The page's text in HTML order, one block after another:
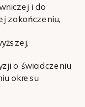
i do
zakończeniu,
o świadczeniu
okresu